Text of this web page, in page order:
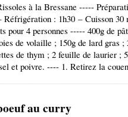
à la Bressane -----
Réfrigération : 1h30 – Cuisson 30
pour 4 personnes ----- 400g de
de volaille ; 150g de lard gras ;
de thym ; 2 feuille de laurier ;
et poivre. ---- 1. Retirez la
au curry